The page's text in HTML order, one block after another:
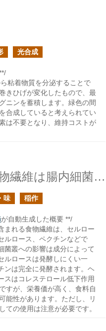
光合成
粘着物質を分泌することで
きひげが変化したもので、最
ニンを蓄積します。緑色の間
合成していると考えられてい
は不要となり、維持コストが
米ぬかに含まれる食物繊維は腸内細菌叢に対して有効か？
味 稲作
が自動生成した概要 **/
まれる食物繊維は、セルロー
ルロース、ペクチンなどで
菌叢への影響は成分によって
ルロースは発酵しにくい一
ンは完全に発酵されます。ヘ
スはコレステロール低下作用
すが、栄養価が高く、食料自
能性があります。ただし、リ
ての使用は注意が必要です。